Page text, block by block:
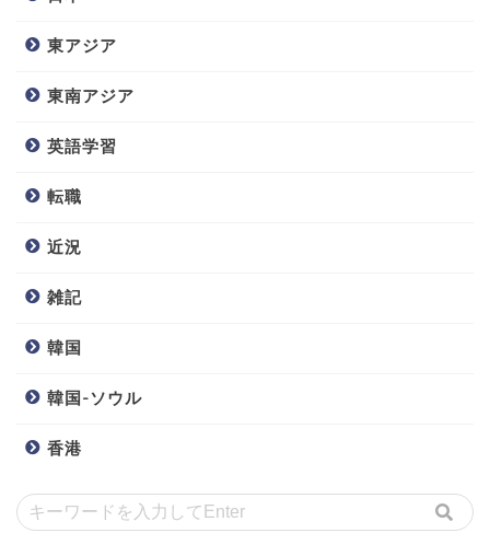
東アジア
東南アジア
英語学習
転職
近況
雑記
韓国
韓国-ソウル
香港